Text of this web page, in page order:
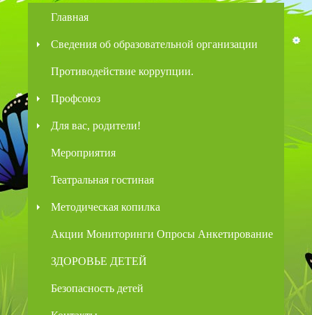
Главная
Сведения об образовательной организации
Противодействие коррупции.
Профсоюз
Для вас, родители!
Мероприятия
Театральная гостиная
Методическая копилка
Акции Мониторинги Опросы Анкетирование
ЗДОРОВЬЕ ДЕТЕЙ
Безопасность детей